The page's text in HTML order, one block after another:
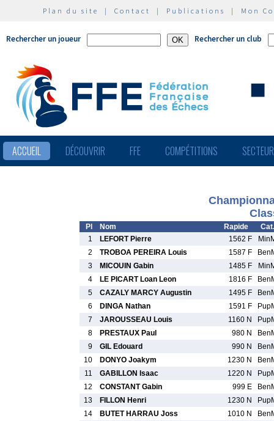
Plan du site | Contact | Publications | Mon
Rechercher un joueur Rechercher un club
ACCUEIL DÉCOUVRIR FFE COMPÉTITIONS
Pl Nom Rapide
Cat.
1
LEFORT Pierre 1562 F
2
TROBOA PEREIRA Louis 1587 F
3
MICOUIN Gabin 1485 F
4
LE PICART Loan Leon 1816 F
5
CAZALY MARCY Augustin 1495 F
6
DINGA Nathan 1591 F
7
JAROUSSEAU Louis 1160 N
8
PRESTAUX Paul 980 N
9
GIL Edouard 990 N
10
DONYO Joakym 1230 N
11
GABILLON Isaac 1220 N
12
CONSTANT Gabin 999 E
13
FILLON Henri 1230 N
14
BUTET HARRAU Joss 1010 N